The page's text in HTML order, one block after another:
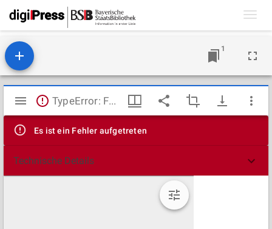
1
Mirador
Viewer
TypeError: Failed to fetch
Es ist ein Fehler aufgetreten
Technische Details